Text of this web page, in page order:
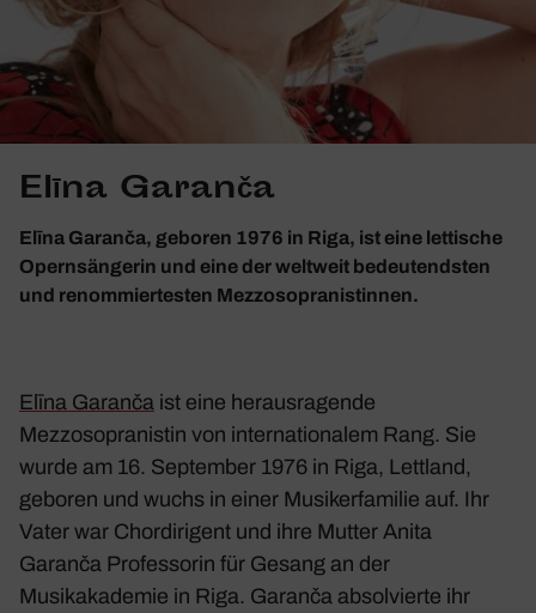
Elīna Garanča
Elīna Garanča, geboren 1976 in Riga, ist eine lettische
Opernsängerin und eine der weltweit bedeutendsten
und renommiertesten Mezzosopranistinnen.
Elīna Garanča ist eine herausragende
Mezzosopranistin von internationalem Rang. Sie
wurde am 16. September 1976 in Riga, Lettland,
geboren und wuchs in einer Musikerfamilie auf. Ihr
Vater war Chordirigent und ihre Mutter Anita
Garanča Professorin für Gesang an der
Musikakademie in Riga. Garanča absolvierte ihr